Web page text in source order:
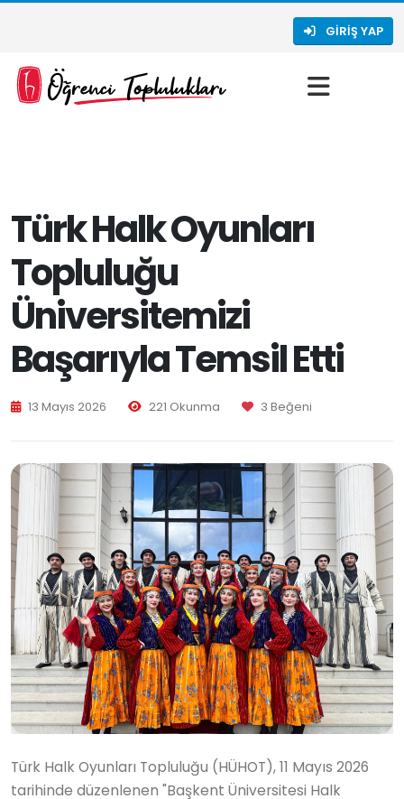
GIRIŞ YAP
Türk Halk Oyunları
Topluluğu
Üniversitemizi
Başarıyla Temsil Etti
13 Mayıs 2026 221 Okunma 3 Beğeni
Türk Halk Oyunları Topluluğu (HÜHOT), 11 Mayıs 2026
tarihinde düzenlenen "Başkent Üniversitesi Halk